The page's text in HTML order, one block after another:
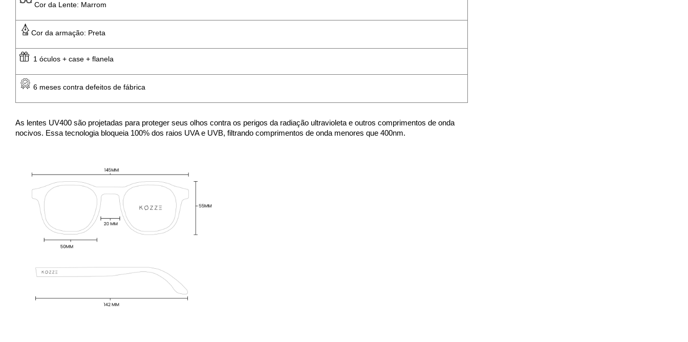
Cor da Lente: Marrom
Cor da armação: Preta
1 óculos + case + flanela
6 meses contra defeitos de fábrica
As lentes UV400 são projetadas para proteger seus olhos contra os perigos da radiação ultravioleta e outros comprimentos de onda
nocivos. Essa tecnologia bloqueia 100% dos raios UVA e UVB, filtrando comprimentos de onda menores que 400nm.